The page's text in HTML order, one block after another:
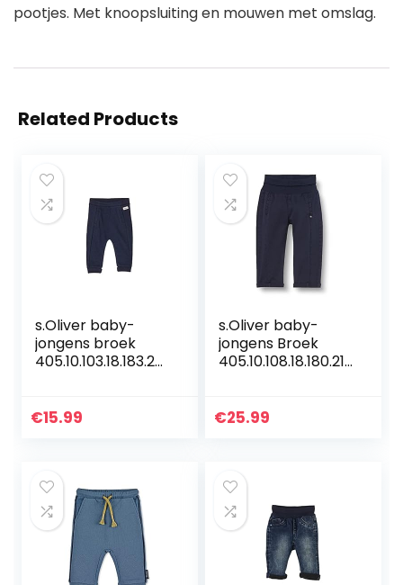
pootjes. Met knoopsluiting en mouwen met omslag.
Related Products
s.Oliver baby-
jongens broek
405.10.103.18.183.20
€15.99
s.Oliver baby-
jongens Broek
405.10.108.18.180.210
€25.99